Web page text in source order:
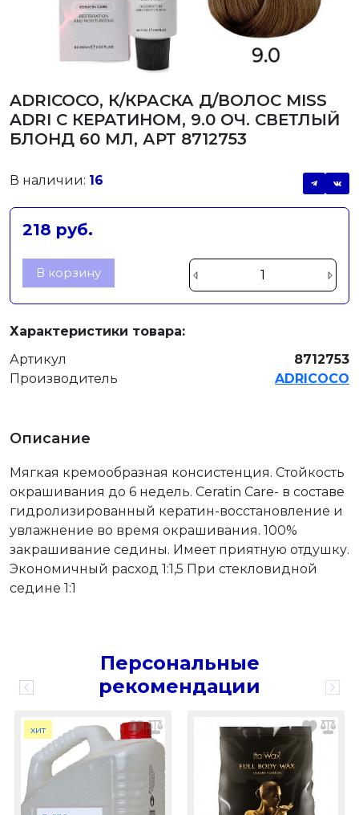
ADRICOCO, К/КРАСКА Д/ВОЛОС MISS
ADRI С КЕРАТИНОМ, 9.0 ОЧ. СВЕТЛЫЙ
БЛОНД 60 МЛ, АРТ 8712753
В наличии: 16
218 руб.
В корзину
Характеристики товара:
Артикул
8712753
Производитель
ADRICOCO
Описание
Мягкая кремообразная консистенция. Стойкость
окрашивания до 6 недель. Ceratin Care- в составе
гидролизированный кератин-восстановление и
увлажнение во время окрашивания. 100%
закрашивание седины. Имеет приятную отдушку.
Экономичный расход 1:1,5 При стекловидной
седине 1:1
Персональные
рекомендации
хит